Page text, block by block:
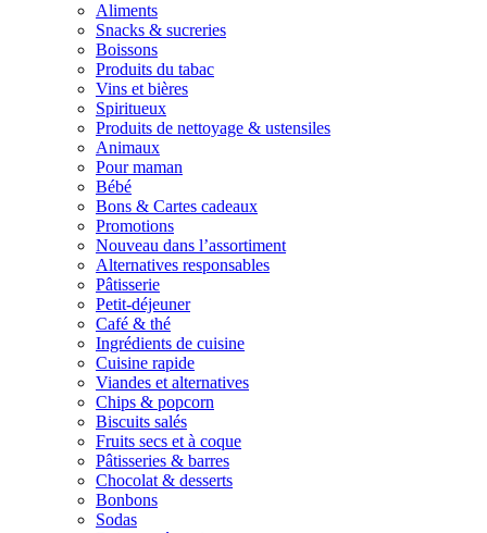
Aliments
Snacks & sucreries
Boissons
Produits du tabac
Vins et bières
Spiritueux
Produits de nettoyage & ustensiles
Animaux
Pour maman
Bébé
Bons & Cartes cadeaux
Promotions
Nouveau dans l’assortiment
Alternatives responsables
Pâtisserie
Petit-déjeuner
Café & thé
Ingrédients de cuisine
Cuisine rapide
Viandes et alternatives
Chips & popcorn
Biscuits salés
Fruits secs et à coque
Pâtisseries & barres
Chocolat & desserts
Bonbons
Sodas